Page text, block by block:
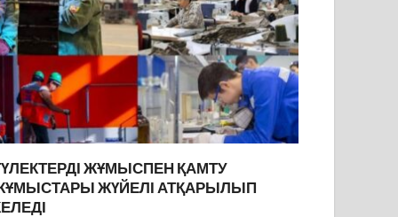
ЖҰМЫСПЕН ҚАМТУ
ЖҮЙЕЛІ АТҚАРЫЛЫП